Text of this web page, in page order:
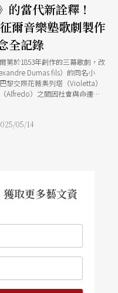
的當代新詮釋！
爾音樂塾歌劇製作
全記錄
第於1853年創作的三幕歌劇，改
Dumas fils）的同名小
黎交際花薇奧列塔（Violetta）
Alfredo）之間因社會與命運所
的相逢展現女主角掙扎與矛盾、
列塔的對唱，到第三幕的悲劇終
Matheuz）擔綱指揮。整體
音樂演出，更是一場藝術教育的
05/14
取更多藝文資